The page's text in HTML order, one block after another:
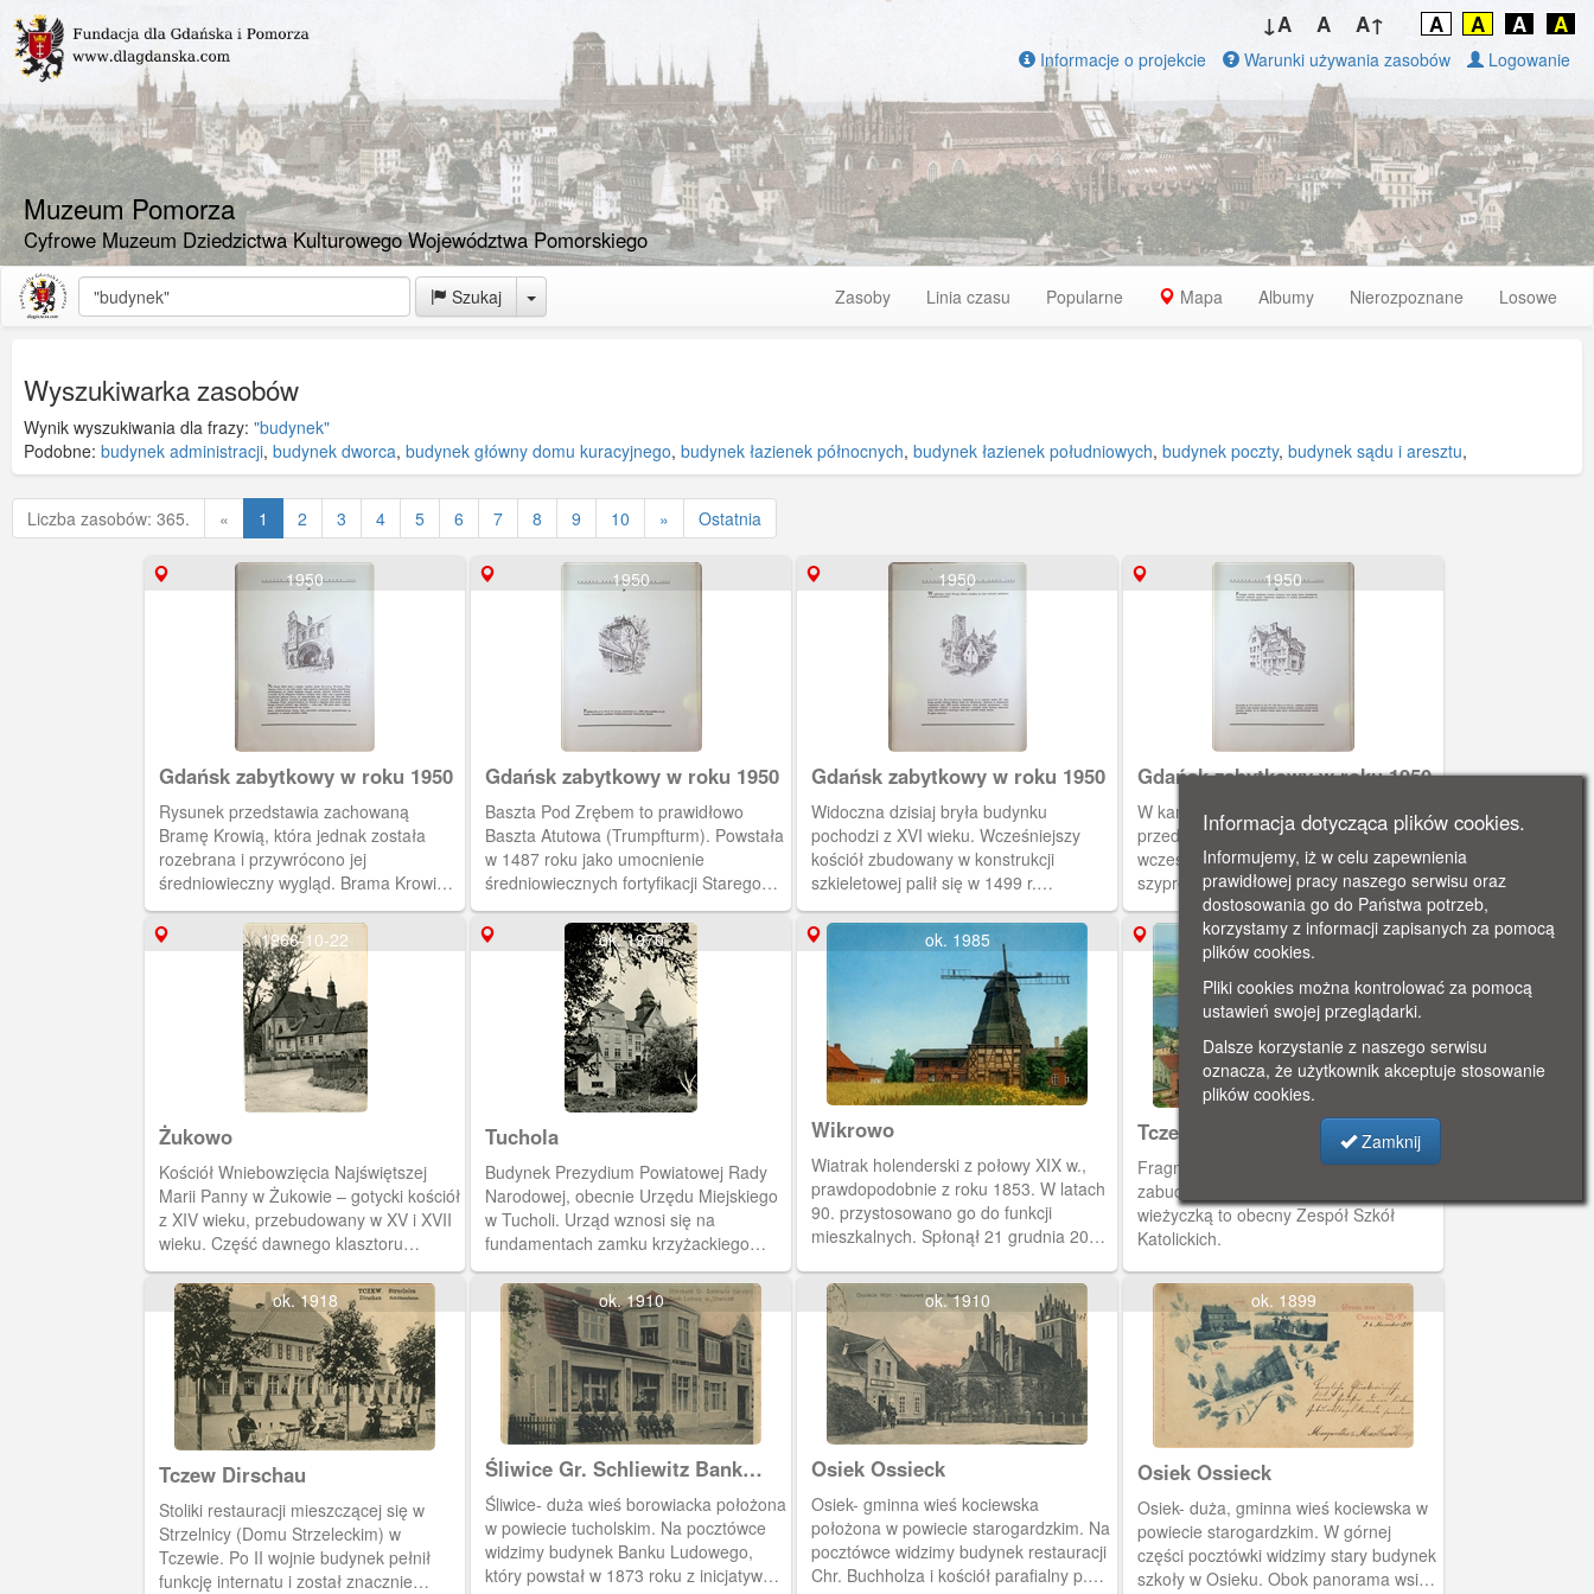
Muzeum Pomorza
Cyfrowe Muzeum Dziedzictwa Kulturowego Województwa Pomorskiego
↓A A A↑ A A A A
Informacje o projekcie Warunki używania zasobów Logowanie
Szukaj Toggle Dropdown Zasoby Linia czasu Popularne Mapa Albumy Nierozpoznane Losowe
Wyszukiwarka zasobów
Wynik wyszukiwania dla frazy: "budynek"
Podobne: budynek administracji, budynek dworca, budynek główny domu kuracyjnego, budynek łazienek północnych, budynek łazienek południowych, budynek poczty, budynek sądu i aresztu,
Liczba zasobów: 365. « Poprzednia
1 2 3 4 5 6 7 8 9 10 » Ostatnia
1950
Gdańsk zabytkowy w roku 1950
Rysunek przedstawia zachowaną
Bramę Krowią, która jednak została
rozebrana i przywrócono jej
średniowieczny wygląd. Brama Krowia
(Kuhtor) powstała w ostatniej ćwierci
XIV w., zapewne około roku 1378.
Wzniesiona jako skromny,
dwukondygnacyjny budynek o
dwuspadowym dachu, stanowiła wylot
ulicy Ogarnej ku Motławie. Z czasem,
gdy stała się bezużyteczna jako obiekt
fortyfikacyjny, zamieniona została w
obiekt mieszkalny.
1950
Gdańsk zabytkowy w roku 1950
Baszta Pod Zrębem to prawidłowo
Baszta Atutowa (Trumpfturm). Powstała
w 1487 roku jako umocnienie
średniowiecznych fortyfikacji Starego
Przedmieścia. Na skutek zaniedbań w
konserwacji runęła w 1975 i 1982.
Budynek stojący przy niej nie istnieje.
1950
Gdańsk zabytkowy w roku 1950
Widoczna dzisiaj bryła budynku
pochodzi z XVI wieku. Wcześniejszy
kościół zbudowany w konstrukcji
szkieletowej palił się w 1499 r.
Kolejnego poważnego uszkodzenia
świątynia doznała, podobnie jak kościół
św. Jakuba, podczas wybuchu prochu z
pobliskich fortyfikacji w 1815 r. Kolejne
straty spowodowała II wojna światowa.
W głębi kościół św. Jakuba. Duży
budynek po prawej stronie to plebania.
Po lewej dzisiaj stoi wieżowiec Proremu.
1950
Gdańsk zabytkowy w roku 1950
W kamienicy narożnej odbywała się
przed wojną destylacja likierów. Jeszcze
wcześniej w XVIII w. była to gospoda
szyprów i marynarzy. Budynek ma
późnobarokowy szczyt. U góry powinna
być figurka kupca, ale zabrano ją już
dawno temu do konserwacji i nie
wróciła na swoje miejsce. Obecnie
siedziba Gdańskiego Towarzystwa
Naukowego. Kamienica trochę
ucierpiała w czasie wojny. Częściowo
zrekonstruowano ją w latach 70.
1966-10-22
Żukowo
Kościół Wniebowzięcia Najświętszej
Marii Panny w Żukowie – gotycki kościół
z XIV wieku, przebudowany w XV i XVII
wieku. Część dawnego klasztoru
norbertanek w Żukowie, obecnie należy
do parafii Wniebowzięcia Najświętszej
Maryi Panny w Żukowie. Kościół
zbudowany w XIV wieku przez siostry
norbertanki. Mury pamiętają Książąt
Pomorskich z XIII wieku. Zbudowano go
wraz z klasztorem przeniesionym z
pobliskiej Stolpy po najeździe z 1226 r.
Kościół był w posiadaniu klasztoru aż
do 1834 r., kiedy został skasowany
przez rząd pruski. W 1836 r. przejęła go
parafia żukowska. Budynki klasztoru
zostały sprzedane, a w dawnej stajni
urządzono plebanię. Z klasztoru ocalał
ok. 1970
Tuchola
Budynek Prezydium Powiatowej Rady
Narodowej, obecnie Urzędu Miejskiego
w Tucholi. Urząd wznosi się na
fundamentach zamku krzyżackiego
(zachowane relikty murów w piwnicach).
Stąd tucholski komtur Henryk von
Schwelborn zawiózł w 1410 r. dwa
miecze pod Grunwald. Zamek został
rozebrany w 1851 po pożarze miasta.
ok. 1985
Wikrowo
Wiatrak holenderski z połowy XIX w.,
prawdopodobnie z roku 1853. W latach
90. przystosowano go do funkcji
mieszkalnych. Spłonął 21 grudnia 2001
zabytków i są chętnie odwiedzane.
Część centralna to budynek maszyn
młyńskich i urządzeń pomocniczych, na
nim wieża wiatraka, dwa przejazdy w
jednej osi. Po lewej budynek zaplecza i
magazyny. Po prawej gospoda i
świetlica wiejska.
ok. 1980
Tczew
Fragment miasta, widoczne
zabudowania i Wisła. Budynek z
wieżyczką to obecny Zespół Szkół
Katolickich.
ok. 1918
Tczew Dirschau
Stoliki restauracji mieszczącej się w
Strzelnicy (Domu Strzeleckim) w
Tczewie. Po II wojnie budynek pełnił
funkcję internatu i został znacznie
ok. 1910
Śliwice Gr. Schliewitz Bank
Ludowy
Śliwice- duża wieś borowiacka położona
w powiecie tucholskim. Na pocztówce
widzimy budynek Banku Ludowego,
który powstał w 1873 roku z inicjatywy
ok. 1910
Osiek Ossieck
Osiek- gminna wieś kociewska
położona w powiecie starogardzkim. Na
pocztówce widzimy budynek restauracji
Chr. Buchholza i kościół parafialny p.w.
ok. 1899
Osiek Ossieck
Osiek- duża, gminna wieś kociewska w
powiecie starogardzkim. W górnej
części pocztówki widzimy stary budynek
szkoły w Osieku. Obok panorama wsi
Informacja dotycząca plików cookies.
Informujemy, iż w celu zapewnienia
prawidłowej pracy naszego serwisu oraz
dostosowania go do Państwa potrzeb,
korzystamy z informacji zapisanych za pomocą
plików cookies.
Pliki cookies można kontrolować za pomocą
ustawień swojej przeglądarki.
Dalsze korzystanie z naszego serwisu
oznacza, że użytkownik akceptuje stosowanie
plików cookies.
Zamknij